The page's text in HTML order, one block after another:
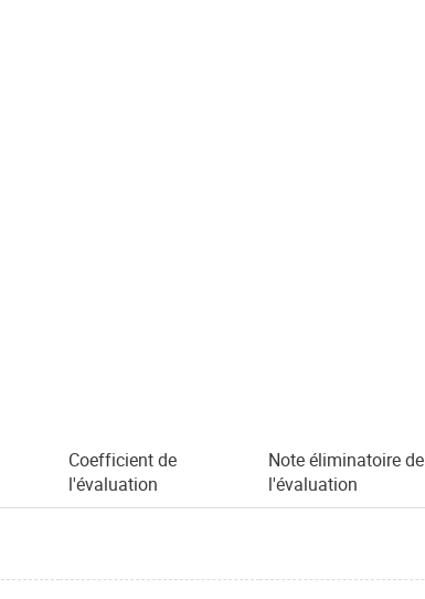
Coefficient de
l'évaluation
Note éliminatoire de
l'évaluation